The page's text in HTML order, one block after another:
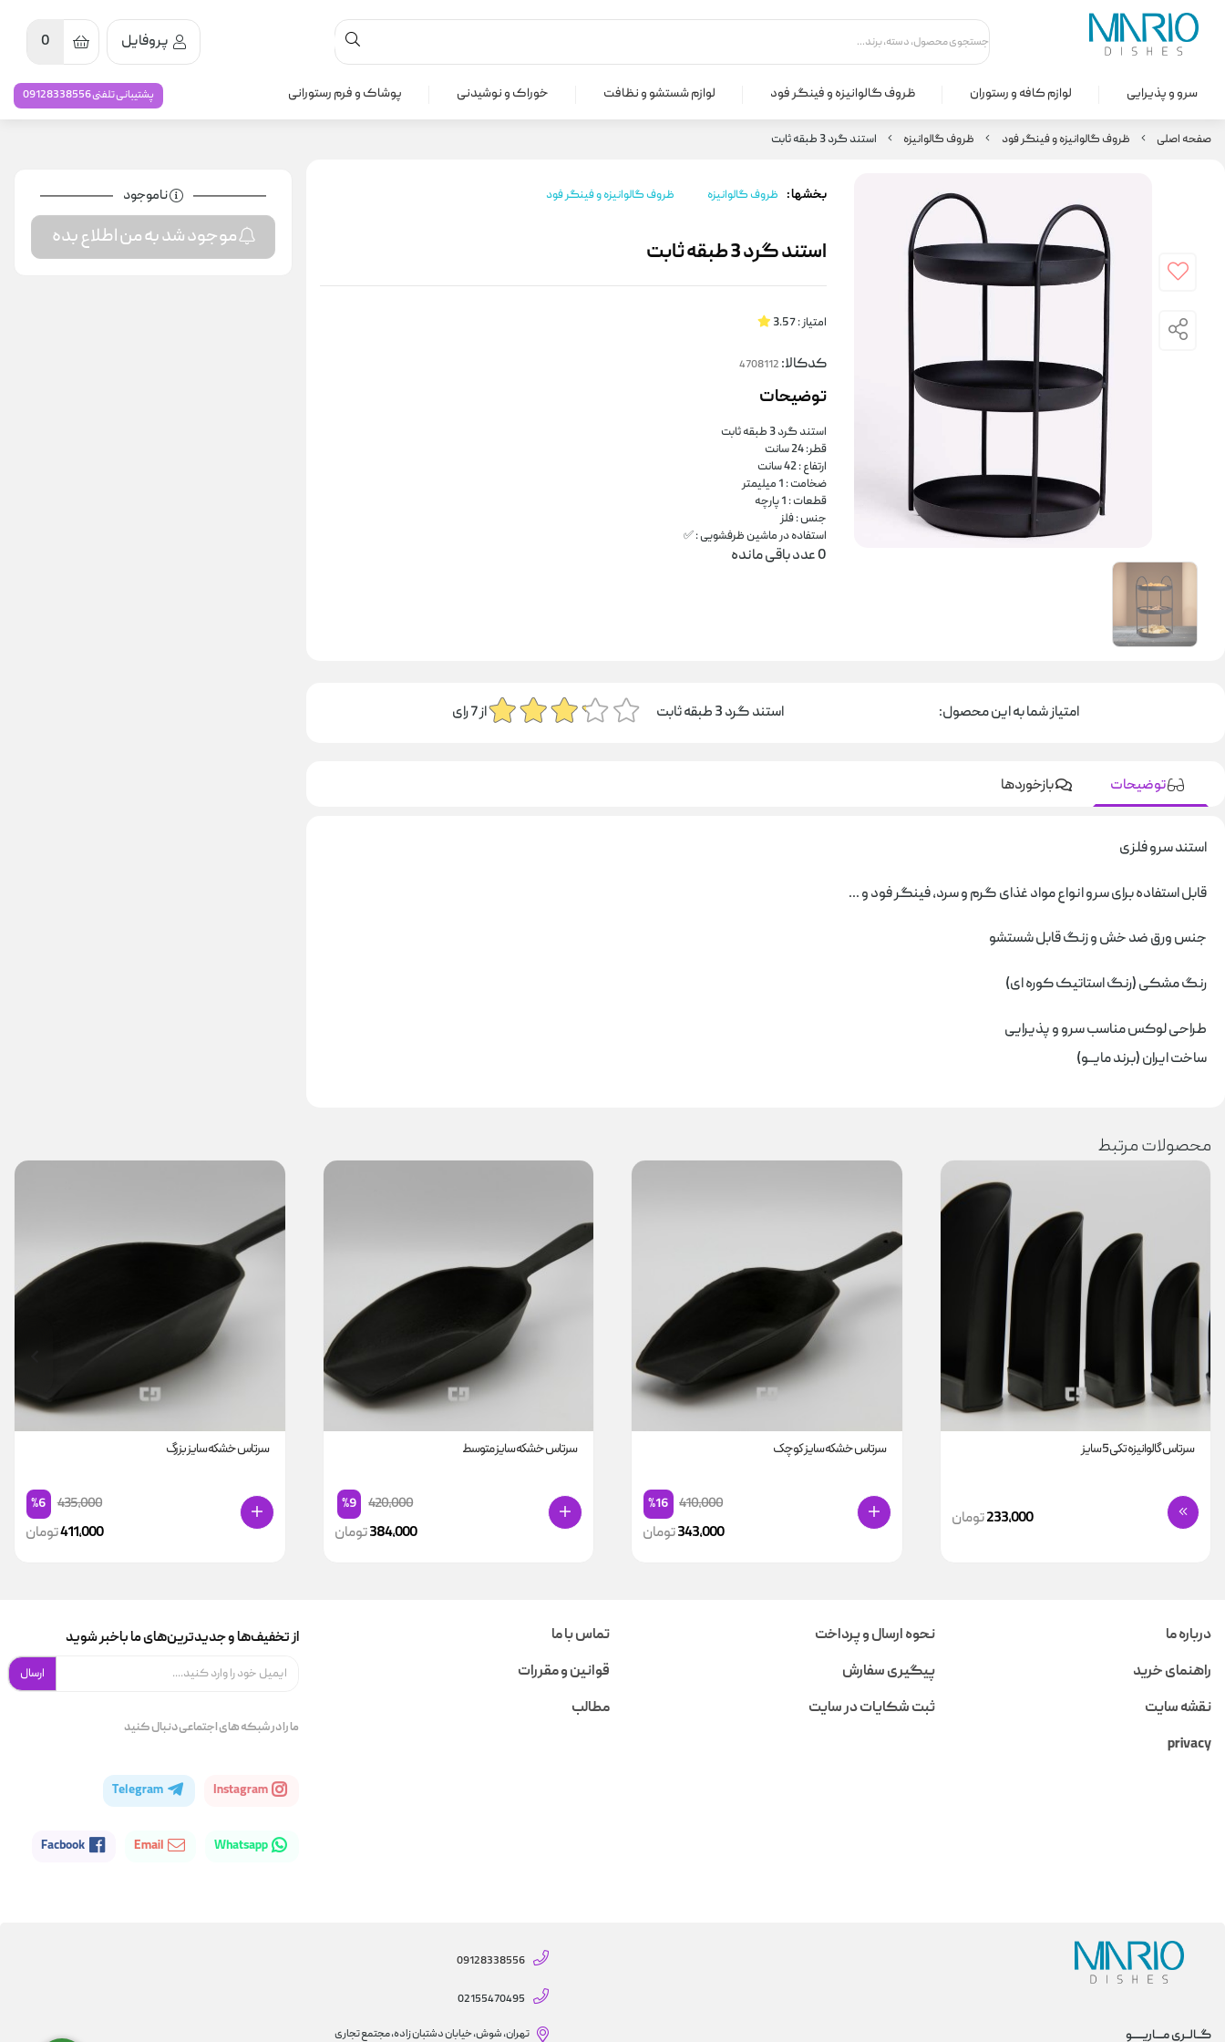
پروفایل 0
سرو و پذیرایی لوازم کافه و رستوران ظروف گالوانیزه و فینگر فود لوازم شستشو و نظافت خوراک و نوشیدنی پوشاک و فرم رستورانی پشتیبانی تلفنی 09128338556
صفحه اصلی ظروف گالوانیزه و فینگر فود ظروف گالوانیزه استند گرد 3 طبقه ثابت
بخشها : ظروف گالوانیزه ظروف گالوانیزه و فینگر فود
استند گرد 3 طبقه ثابت
امتیاز :3.57
کدکالا:
توضیحات
استند گرد 3 طبقه ثابت
قطر: 24 سانت
ارتفاع : 42 سانت
ضخامت : 1 میلیمتر
قطعات : 1 پارچه
جنس : فلز
استفاده در ماشین ظرفشویی : ✅
0عدد باقی مانده
امتیاز شما به این محصول: استند گرد 3 طبقه ثابت از7رای
توضیحات بازخوردها
استند سرو فلزی
قابل استفاده برای سرو انواع مواد غذای گرم و سرد، فینگر فود و ...
جنس ورق ضد خش و زنگ قابل شستشو
رنگ مشکی (رنگ استاتیک کوره ای)
طراحی لوکس مناسب سرو و پذیرایی
ساخت ایران (برند مایــو)
ناموجود
موجود شد به من اطلاع بده
محصولات مرتبط
سرتاس گالوانیزه تکی 5 سایز
233,000تومان
سرتاس خشکه سایز کوچک
410,000
%16
343,000تومان
سرتاس خشکه سایز متوسط
420,000
%9
384,000تومان
سرتاس خشکه سایز بزرگ
435,000
%6
411,000تومان
درباره ما نحوه ارسال و پرداخت
تماس با ما
راهنمای خرید
پیگیری سفارش
قوانین و مقررات
نقشه سایت
ثبت شکایات در سایت
مطالب
privacy
از تخفیف‌ها و جدیدترین‌های ما باخبر شوید
ارسال
ما را در شبکه های اجتماعی دنبال کنید
Instagram
Whatsapp
گــالــری مــــاریــــــو
09128338556
02155470495
تهران، شوش، خیابان دشتبان زاده، مجتمع تجاری